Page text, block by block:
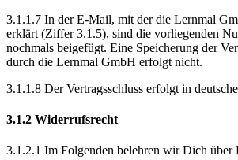
3.1.1.7 In der E-Mail, mit der die Lernmal
erklärt (Ziffer 3.1.5), sind die vorliegenden
nochmals beigefügt. Eine Speicherung der
durch die Lernmal GmbH erfolgt nicht.
3.1.1.8 Der Vertragsschluss erfolgt in
3.1.2 Widerrufsrecht
3.1.2.1 Im Folgenden belehren wir Dich über